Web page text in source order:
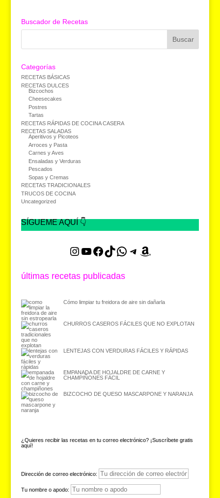
Buscador de Recetas
Categorías
RECETAS BÁSICAS
RECETAS DULCES
Bizcochos
Cheesecakes
Postres
Tartas
RECETAS RÁPIDAS DE COCINA CASERA
RECETAS SALADAS
Aperitivos y Picoteos
Arroces y Pasta
Carnes y Aves
Ensaladas y Verduras
Pescados
Sopas y Cremas
RECETAS TRADICIONALES
TRUCOS DE COCINA
Uncategorized
SÍGUEME AQUÍ 👇
Instagram
YouTube
Facebook
TikTok
WhatsApp
Telegram
Amazon
últimas recetas publicadas
Cómo limpiar tu freidora de aire sin dañarla
CHURROS CASEROS FÁCILES QUE NO EXPLOTAN
LENTEJAS CON VERDURAS FÁCILES Y RÁPIDAS
EMPANADA DE HOJALDRE DE CARNE Y
CHAMPIÑONES FÁCIL
BIZCOCHO DE QUESO MASCARPONE Y NARANJA
¿Quieres recibir las recetas en tu correo electrónico? ¡Suscríbete gratis
aquí!
Dirección de correo electrónico:
Tu nombre o apodo: